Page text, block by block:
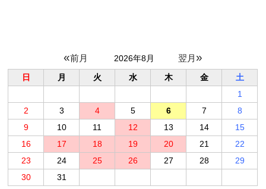
« 2026年8月 »
日 月 火 水 木 金
土
1
2
3 4 5 6 7
8
9
10 11 12 13 14
15
16
17 18 19 20 21
22
23
24 25 26 27 28
29
30
31